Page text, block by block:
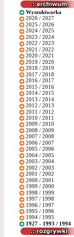
Wyszukiwarka
2026 / 2027
2025 / 2026
2024 / 2025
2023 / 2024
2022 / 2023
2021 / 2022
2020 / 2021
2019 / 2020
2018 / 2019
2017 / 2018
2016 / 2017
2015 / 2016
2014 / 2015
2013 / 2014
2012 / 2013
2011 / 2012
2010 / 2011
2009 / 2010
2008 / 2009
2007 / 2008
2006 / 2007
2005 / 2006
2004 / 2005
2003 / 2004
2002 / 2003
2001 / 2002
2000 / 2001
1999 / 2000
1998 / 1999
1997 / 1998
1996 / 1997
1995 / 1996
1994 / 1995
1927 - 1993 / 1994